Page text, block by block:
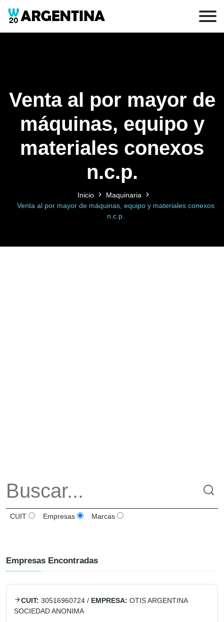
Venta al por mayor de
máquinas, equipo y
materiales conexos
n.c.p.
Inicio
Maquinaria
Venta al por mayor de máquinas, equipo y materiales conexos
n.c.p.
CUIT Empresas Marcas
Empresas Encontradas
CUIT: 30516960724 / EMPRESA: OTIS ARGENTINA
SOCIEDAD ANONIMA